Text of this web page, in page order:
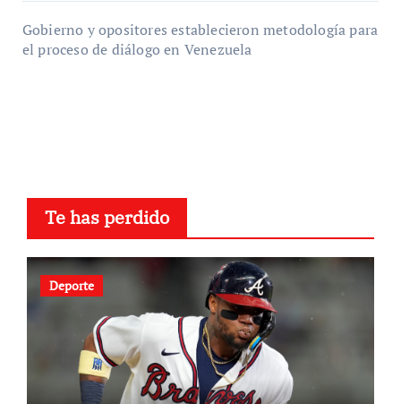
Gobierno y opositores establecieron metodología para
el proceso de diálogo en Venezuela
Te has perdido
Deporte